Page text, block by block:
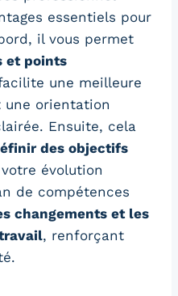
essentiels pour
il vous permet
et points
une meilleure
une orientation
Ensuite, cela
des objectifs
évolution
de compétences
changements et les
, renforçant